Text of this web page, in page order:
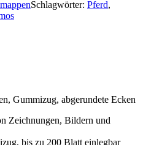
Schlagwörter: Pferd,
Gummizug, abgerundete Ecken
Zeichnungen, Bildern und
bis zu 200 Blatt einlegbar